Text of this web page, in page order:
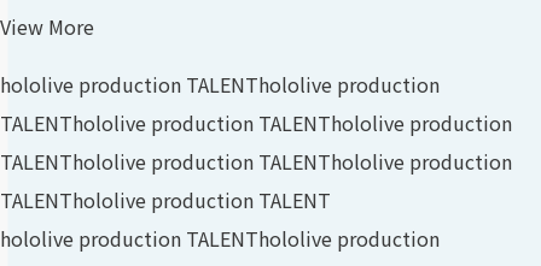
View More
hololive production TALENThololive production
TALENThololive production TALENThololive production
TALENThololive production TALENThololive production
TALENThololive production TALENT
hololive production TALENThololive production